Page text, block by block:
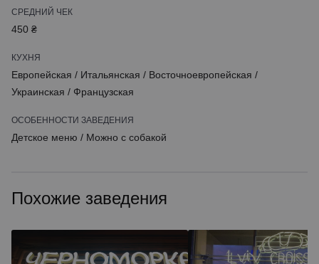
СРЕДНИЙ ЧЕК
450 ₴
КУХНЯ
Европейская / Итальянская / Восточноевропейская /
Украинская / Французская
ОСОБЕННОСТИ ЗАВЕДЕНИЯ
Детское меню / Можно с собакой
Похожие заведения